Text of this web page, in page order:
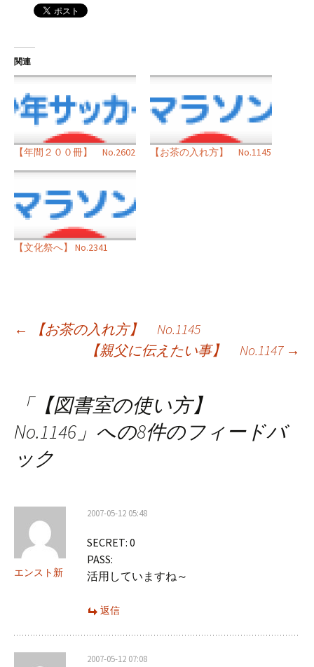
関連
【年間２００冊】 No.2602 【お茶の入れ方】 No.1145
【文化祭へ】 No.2341
投
ゲ
ー
←
【お茶の入れ方】 No.1145
【親父に伝えたい事】 No.1147 →
「【図書室の使い方】
No.1146 」への8件のフィードバ
ック
エンスト新
2007-05-12 05:48
SECRET: 0
PASS:
活用していますね～
返信
2007-05-12 07:08